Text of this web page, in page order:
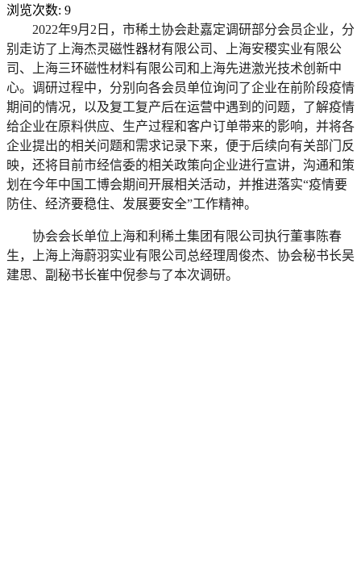
浏览次数: 9
2022年9月2日，市稀土协会赴嘉定调研部分会员企业，分
别走访了上海杰灵磁性器材有限公司、上海安稷实业有限公
司、上海三环磁性材料有限公司和上海先进激光技术创新中
心。调研过程中，分别向各会员单位询问了企业在前阶段疫情
期间的情况，以及复工复产后在运营中遇到的问题，了解疫情
给企业在原料供应、生产过程和客户订单带来的影响，并将各
企业提出的相关问题和需求记录下来，便于后续向有关部门反
映，还将目前市经信委的相关政策向企业进行宣讲，沟通和策
划在今年中国工博会期间开展相关活动，并推进落实“疫情要
防住、经济要稳住、发展要安全”工作精神。
协会会长单位上海和利稀土集团有限公司执行董事陈春
生，上海上海蔚羽实业有限公司总经理周俊杰、协会秘书长吴
建思、副秘书长崔中倪参与了本次调研。